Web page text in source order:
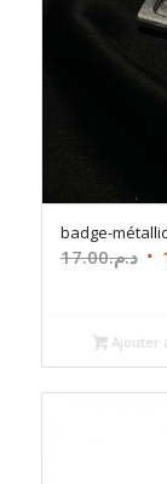
badge-
د.م.17.00
Le
Ajouter